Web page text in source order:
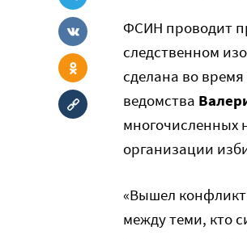
ФСИН проводит
следственном
сделана во
ведомства
многочисленных
организации
«Вышел
между теми, кто